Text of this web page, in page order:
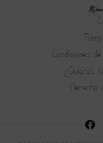
Condiciones
¿Quieres
Derecho